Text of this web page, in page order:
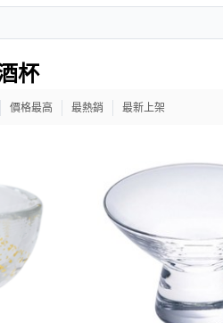
杯
價格最高 最熱銷 最新上架